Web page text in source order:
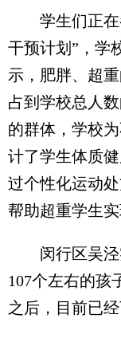
学生们正在
干预计划”，学
示，肥胖、超
占到学校总人
的群体，学校
计了学生体质
过个性化运动
帮助超重学生实
闵行区吴泾
107个左右的孩
之后，目前已